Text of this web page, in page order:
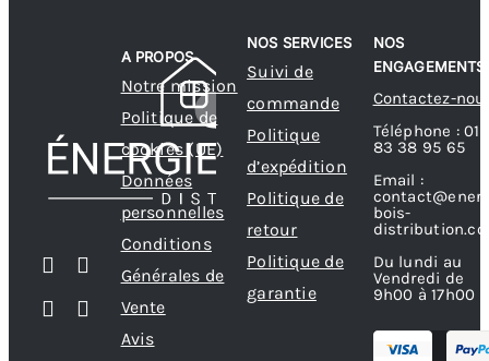
A PROPOS
Notre mission
Politique de
cookies (UE)
Données
personnelles
Conditions
Générales de
Vente
Avis
NOS SERVICES
Suivi de
commande
Politique
d’expédition
Politique de
retour
Politique de
garantie
NOS
ENGAGEMENTS
Contactez-
Téléphone : 01
83 38 95 65
Email :
bois-
Du lundi au
Vendredi de
9h00 à 17h00